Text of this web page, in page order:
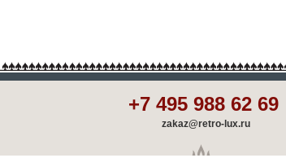
+7 495 988 62 69
zakaz@retro-lux.ru